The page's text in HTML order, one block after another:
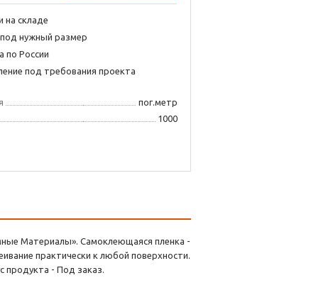
на складе
нужный размер
по России
под требования проекта
пог.метр
1000
Материалы». Самоклеющаяся пленка -
практически к любой поверхности.
продукта - Под заказ.